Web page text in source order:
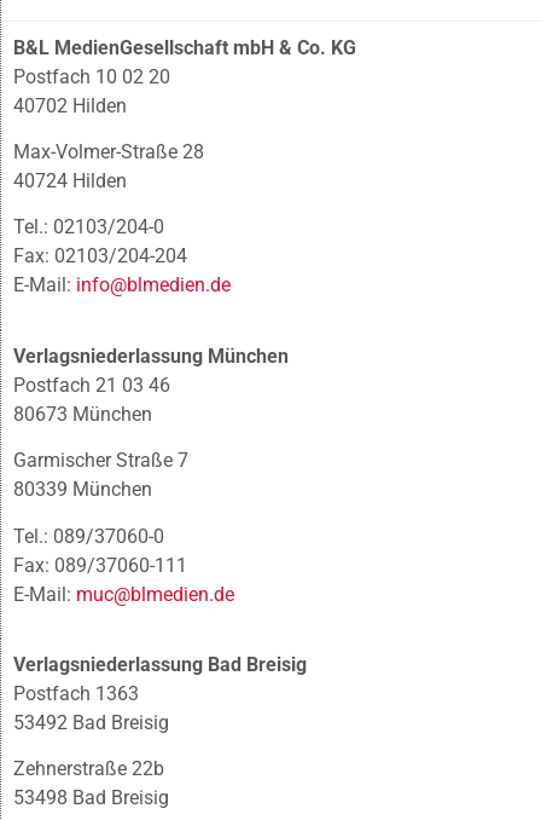
B&L MedienGesellschaft mbH & Co. KG
Postfach 10 02 20
40702 Hilden
Max-Volmer-Straße 28
40724 Hilden
Tel.: 02103/204-0
Fax: 02103/204-204
E-Mail: info@blmedien.de
Verlagsniederlassung München
Postfach 21 03 46
80673 München
Garmischer Straße 7
80339 München
Tel.: 089/37060-0
Fax: 089/37060-111
E-Mail: muc@blmedien.de
Verlagsniederlassung Bad Breisig
Postfach 1363
53492 Bad Breisig
Zehnerstraße 22b
53498 Bad Breisig